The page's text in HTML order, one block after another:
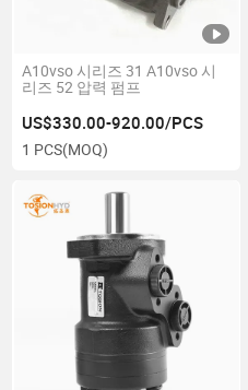
A10vso 시리즈 31 A10vso 시
리즈 52 압력 펌프
US$330.00-920.00/PCS
1 PCS(MOQ)